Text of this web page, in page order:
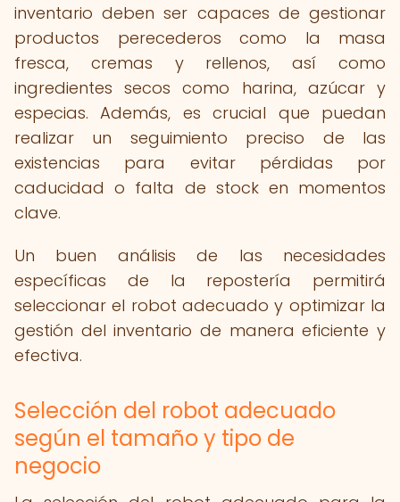
inventario deben ser capaces de gestionar
productos perecederos como la masa
fresca, cremas y rellenos, así como
ingredientes secos como harina, azúcar y
especias. Además, es crucial que puedan
realizar un seguimiento preciso de las
existencias para evitar pérdidas por
caducidad o falta de stock en momentos
clave.
Un buen análisis de las necesidades
específicas de la repostería permitirá
seleccionar el robot adecuado y optimizar la
gestión del inventario de manera eficiente y
efectiva.
Selección del robot adecuado
según el tamaño y tipo de
negocio